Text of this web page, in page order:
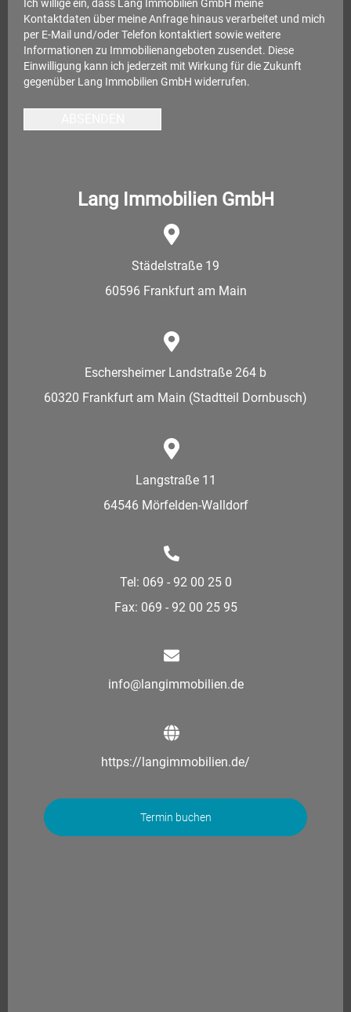
Ich willige ein, dass Lang Immobilien GmbH meine
Kontaktdaten über meine Anfrage hinaus verarbeitet und mich
per E-Mail und/oder Telefon kontaktiert sowie weitere
Informationen zu Immobilienangeboten zusendet. Diese
Einwilligung kann ich jederzeit mit Wirkung für die Zukunft
gegenüber Lang Immobilien GmbH widerrufen.
Lang Immobilien GmbH
Städelstraße 19
60596 Frankfurt am Main
Eschersheimer Landstraße 264 b
60320 Frankfurt am Main (Stadtteil Dornbusch)
Langstraße 11
64546 Mörfelden-Walldorf
Tel: 069 - 92 00 25 0
Fax: 069 - 92 00 25 95
info@langimmobilien.de
https://langimmobilien.de/
Termin buchen